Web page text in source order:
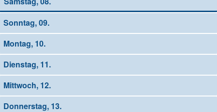
Sonntag, 09.
Montag, 10.
Dienstag, 11.
Mittwoch, 12.
Donnerstag, 13.